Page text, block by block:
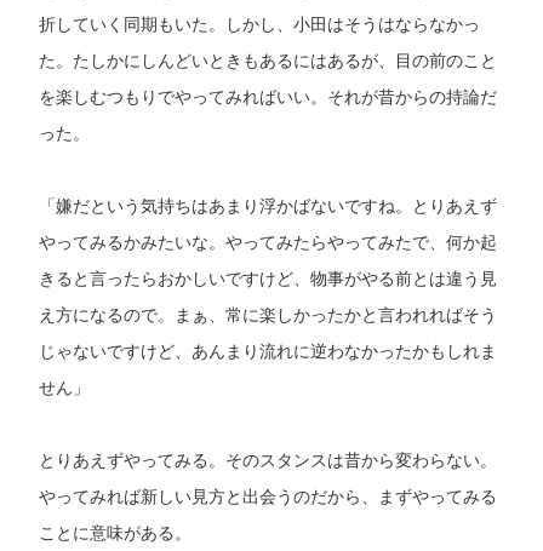
折していく同期もいた。しかし、小田はそうはならなかっ
た。たしかにしんどいときもあるにはあるが、目の前のこと
を楽しむつもりでやってみればいい。それが昔からの持論だ
った。
「嫌だという気持ちはあまり浮かばないですね。とりあえず
やってみるかみたいな。やってみたらやってみたで、何か起
きると言ったらおかしいですけど、物事がやる前とは違う見
え方になるので。まぁ、常に楽しかったかと言われればそう
じゃないですけど、あんまり流れに逆わなかったかもしれま
せん」
とりあえずやってみる。そのスタンスは昔から変わらない。
やってみれば新しい見方と出会うのだから、まずやってみる
ことに意味がある。